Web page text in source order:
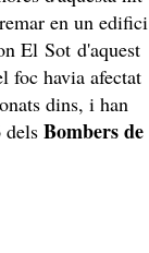
en un edifici
El Sot d'aquest
foc havia afectat
dins, i han
delsBombers de